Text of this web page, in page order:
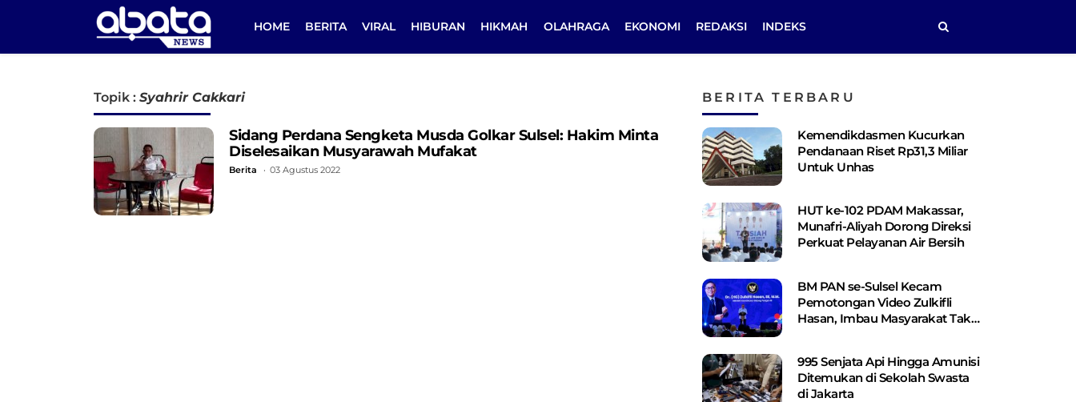
HOME BERITA VIRAL HIBURAN HIKMAH OLAHRAGA EKONOMI REDAKSI INDEKS
Topik : Syahrir Cakkari
Sidang Perdana Sengketa Musda Golkar Sulsel: Hakim Minta
Diselesaikan Musyarawah Mufakat
Berita 03 Agustus 2022
BERITA TERBARU
Kemendikdasmen Kucurkan
Pendanaan Riset Rp31,3 Miliar
Untuk Unhas
HUT ke-102 PDAM Makassar,
Munafri-Aliyah Dorong Direksi
Perkuat Pelayanan Air Bersih
BM PAN se-Sulsel Kecam
Pemotongan Video Zulkifli
Hasan, Imbau Masyarakat Tak
995 Senjata Api Hingga Amunisi
Ditemukan di Sekolah Swasta
di Jakarta